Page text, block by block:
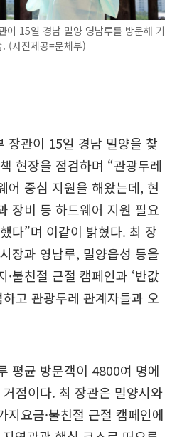
15일 경남 밀양 영남루를 방문해 기
(사진제공=문체부)
장관이 15일 경남 밀양을 찾
현장을 점검하며 “관광두레
어 중심 지원을 해왔는데, 현
장비 등 하드웨어 지원 필요
다”며 이같이 밝혔다. 최 장
장과 영남루, 밀양읍성 등을
불친절 근절 캠페인과 ‘반값
고 관광두레 관계자들과 오
평균 방문객이 4800여 명에
점이다. 최 장관은 밀양시와
지요금·불친절 근절 캠페인에